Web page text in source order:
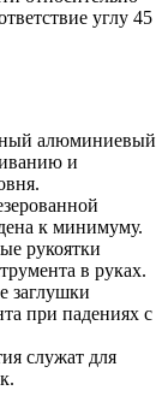
углу 45
алюминиевый
и
к минимуму.
рукоятки
в руках.
заглушки
при падениях с
служат для